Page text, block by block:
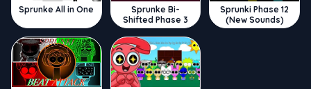
Sprunke All in One
Sprunke Bi-
Shifted Phase 3
Sprunki Phase 12
(New Sounds)